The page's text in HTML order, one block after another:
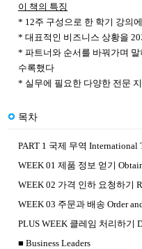
이 책의 특징
* 12주 구성으로 한 학기 강의
* 대표적인 비즈니스 상황을
* 파트너와 순서를 바꿔가며
수록했다
* 실무에 필요한 다양한 전문
목차
PART 1 국제 무역 International
WEEK 01 제품 정보 얻기
WEEK 02 가격 인하 요청하기
WEEK 03 주문과 배송 Order
PLUS WEEK 클레임 처리하기
■ Business Leaders